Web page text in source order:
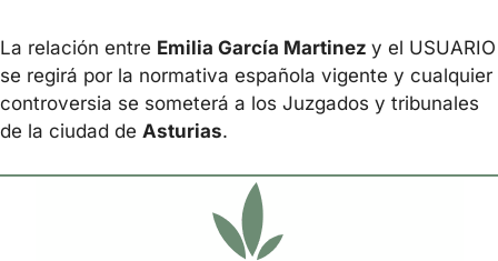
La relación entre Emilia García Martinez y el USUARIO
se regirá por la normativa española vigente y cualquier
controversia se someterá a los Juzgados y tribunales
de la ciudad de Asturias.